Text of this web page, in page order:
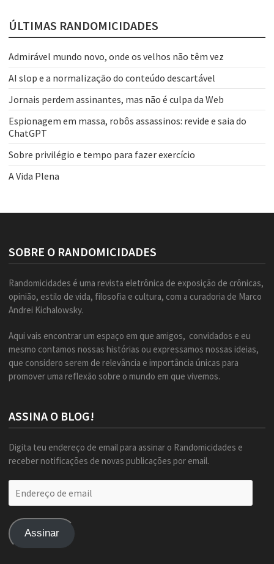
ÚLTIMAS RANDOMICIDADES
Admirável mundo novo, onde os velhos não têm vez
AI slop e a normalização do conteúdo descartável
Jornais perdem assinantes, mas não é culpa da Web
Espionagem em massa, robôs assassinos: revide e saia do
ChatGPT
Sobre privilégio e tempo para fazer exercício
A Vida Plena
SOBRE O RANDOMICIDADES
Randomicidades é uma revista eletrônica de exposição de crônicas,
opinião, estilo de vida, filosofia e cultura, com a curadoria de Marco
Andrei Kichalowsky.
Aqui vais encontrar um espaço em que amigos, convidados e eu
mesmo contamos nossas histórias ou expressamos nossas ideias,
que considero serem de relevância e importância únicas para
promover uma reflexão sobre o mundo em que vivemos.
ASSINA O BLOG!
Digita teu endereço de email para assinar o Randomicidades e
receber notificações de novas publicações por email.
de
Assinar